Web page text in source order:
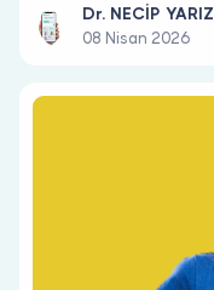
Dr. NECİP YARIZ
08 Nisan 2026